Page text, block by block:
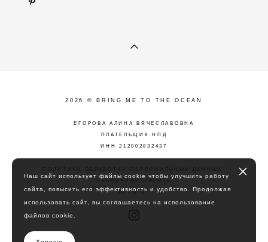
2026 © BRING ME TO THE OCEAN
ЕГОРОВА АЛИНА ВЯЧЕСЛАВОВНА
ПЛАТЕЛЬЩИК НПД
ИНН 212002832437
ПУБЛИЧНАЯ ОФЕРТА
ВОЗВРАТ
Наш сайт использует файлы cookie чтобы улучшить работу
сайта, повысить его эффективность и удобство. Продолжая
использовать сайт, вы соглашаетесь на использование
файлов cookie.